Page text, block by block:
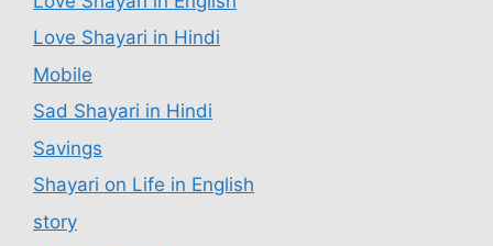
Love Shayari in Hindi
Mobile
Sad Shayari in Hindi
Savings
Shayari on Life in English
story